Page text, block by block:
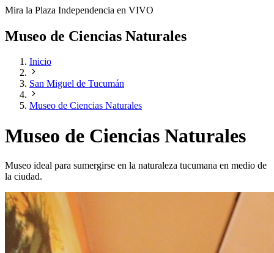
Mira la Plaza Independencia en VIVO
Museo de Ciencias Naturales
Inicio
San Miguel de Tucumán
Museo de Ciencias Naturales
Museo de Ciencias Naturales
Museo ideal para sumergirse en la naturaleza tucumana en medio de
la ciudad.